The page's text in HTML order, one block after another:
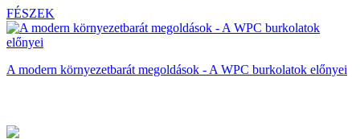
FÉSZEK
A modern környezetbarát megoldások - A WPC burkolatok előnyei